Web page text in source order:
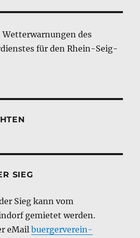
des
für den Rhein-Seig-
SIEG
Sieg kann vom
gemietet werden.
eMailbuergerverein-